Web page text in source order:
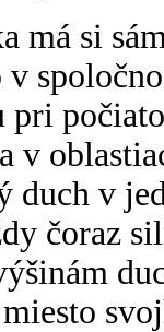
má si
v
pri
v
duch v
čoraz